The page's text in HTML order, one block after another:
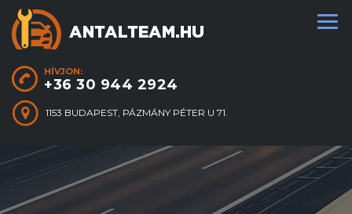
HÍVJON:
+36 30 944 2924
1153 BUDAPEST, PÁZMÁNY PÉTER U 71.